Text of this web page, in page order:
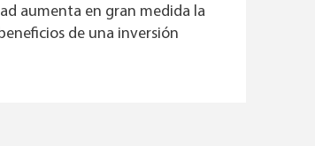
aumenta en gran medida la
de una inversión